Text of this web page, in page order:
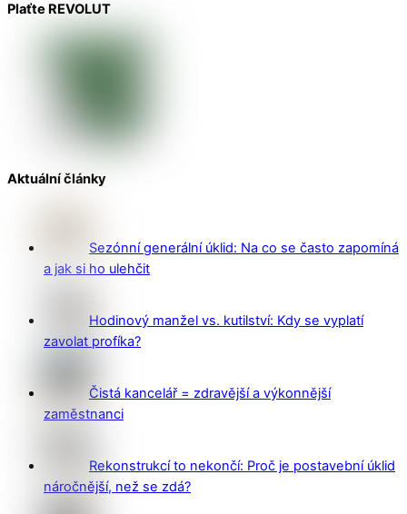
Plaťte REVOLUT
Aktuální články
Sezónní generální úklid: Na co se často zapomíná
a jak si ho ulehčit
Hodinový manžel vs. kutilství: Kdy se vyplatí
zavolat profíka?
Čistá kancelář = zdravější a výkonnější
zaměstnanci
Rekonstrukcí to nekončí: Proč je postavební úklid
náročnější, než se zdá?